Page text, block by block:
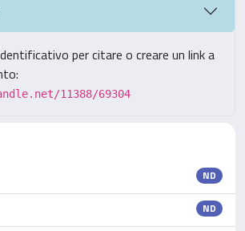
per citare o creare un link a
11388/69304
ND
ND